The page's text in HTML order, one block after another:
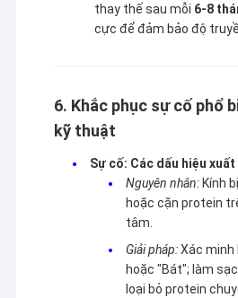
thay thế sau mỗi 6-8
cực để đảm bảo độ
6. Khắc phục sự cố phổ
kỹ thuật
Sự cố: Các dấu hiệu xuất
Nguyên nhân:Kính
hoặc cặn protein
tâm.
Giải pháp:Xác minh
hoặc "Bát"; làm
loại bỏ protein